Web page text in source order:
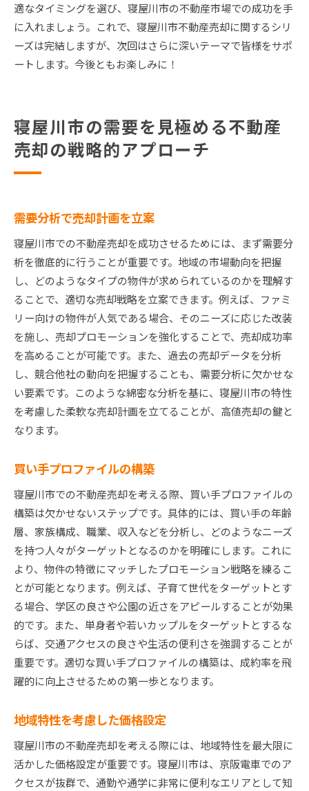
適なタイミングを選び、寝屋川市の不動産市場での成功を手
に入れましょう。これで、寝屋川市不動産売却に関するシリ
ーズは完結しますが、次回はさらに深いテーマで皆様をサポ
ートします。今後ともお楽しみに！
寝屋川市の需要を見極める不動産
売却の戦略的アプローチ
需要分析で売却計画を立案
寝屋川市での不動産売却を成功させるためには、まず需要分
析を徹底的に行うことが重要です。地域の市場動向を把握
し、どのようなタイプの物件が求められているのかを理解す
ることで、適切な売却戦略を立案できます。例えば、ファミ
リー向けの物件が人気である場合、そのニーズに応じた改装
を施し、売却プロモーションを強化することで、売却成功率
を高めることが可能です。また、過去の売却データを分析
し、競合他社の動向を把握することも、需要分析に欠かせな
い要素です。このような綿密な分析を基に、寝屋川市の特性
を考慮した柔軟な売却計画を立てることが、高値売却の鍵と
なります。
買い手プロファイルの構築
寝屋川市での不動産売却を考える際、買い手プロファイルの
構築は欠かせないステップです。具体的には、買い手の年齢
層、家族構成、職業、収入などを分析し、どのようなニーズ
を持つ人々がターゲットとなるのかを明確にします。これに
より、物件の特徴にマッチしたプロモーション戦略を練るこ
とが可能となります。例えば、子育て世代をターゲットとす
る場合、学区の良さや公園の近さをアピールすることが効果
的です。また、単身者や若いカップルをターゲットとするな
らば、交通アクセスの良さや生活の便利さを強調することが
重要です。適切な買い手プロファイルの構築は、成約率を飛
躍的に向上させるための第一歩となります。
地域特性を考慮した価格設定
寝屋川市の不動産売却を考える際には、地域特性を最大限に
活かした価格設定が重要です。寝屋川市は、京阪電車でのア
クセスが抜群で、通勤や通学に非常に便利なエリアとして知